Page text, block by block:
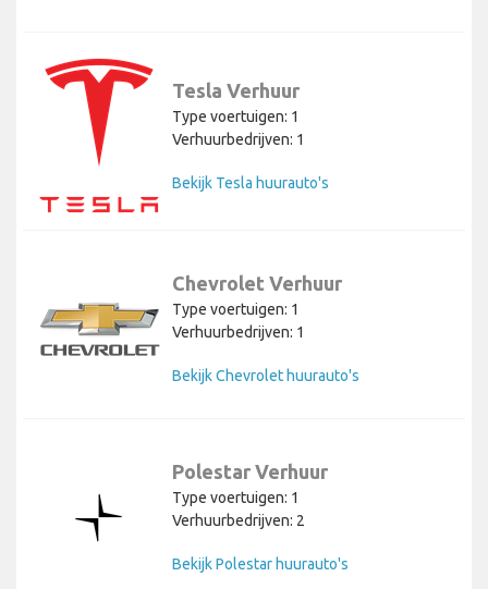
Tesla Verhuur
Type voertuigen: 1
Verhuurbedrijven: 1
Bekijk Tesla huurauto's
Chevrolet Verhuur
Type voertuigen: 1
Verhuurbedrijven: 1
Bekijk Chevrolet huurauto's
Polestar Verhuur
Type voertuigen: 1
Verhuurbedrijven: 2
Bekijk Polestar huurauto's